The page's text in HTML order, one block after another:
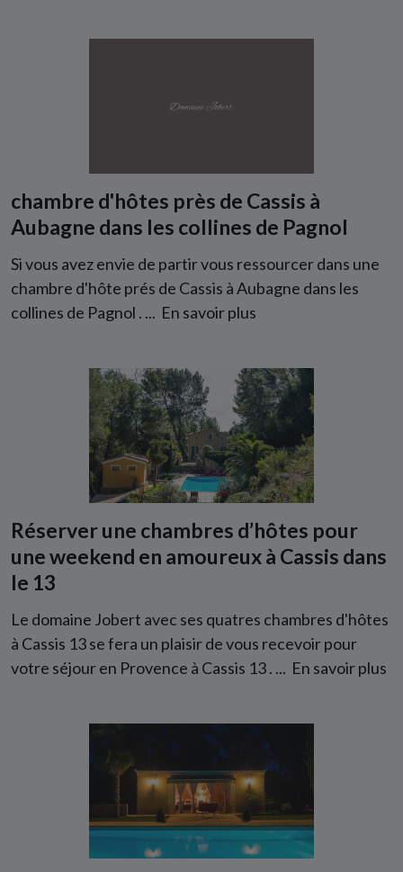
chambre d'hôtes près de Cassis à
Aubagne dans les collines de Pagnol
Si vous avez envie de partir vous ressourcer dans une
chambre d'hôte prés de Cassis à Aubagne dans les
collines de Pagnol . ... En savoir plus
Réserver une chambres d’hôtes pour
une weekend en amoureux à Cassis dans
le 13
Le domaine Jobert avec ses quatres chambres d'hôtes
à Cassis 13 se fera un plaisir de vous recevoir pour
votre séjour en Provence à Cassis 13 . ... En savoir plus